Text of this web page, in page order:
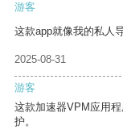
游客
这款app就像我的私人
2025-08-31
游客
这款加速器VPM应用
护。